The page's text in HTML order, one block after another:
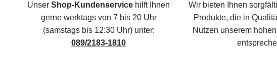
Unser Shop-Kundenservice hilft Ihnen
gerne werktags von 7 bis 20 Uhr
(samstags bis 12:30 Uhr) unter:
089/2183-1810
Wir bieten Ihnen
Produkte, die in
Nutzen unserem